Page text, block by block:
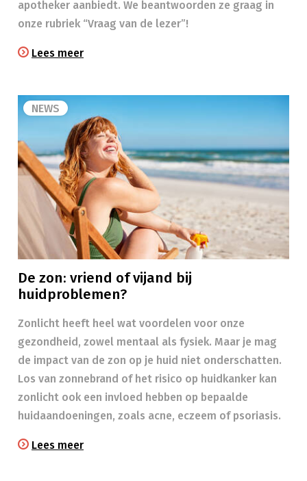
apotheker aanbiedt. We beantwoorden ze graag in
onze rubriek “Vraag van de lezer”!
Lees meer
NEWS
De zon: vriend of vijand bij
huidproblemen?
Zonlicht heeft heel wat voordelen voor onze
gezondheid, zowel mentaal als fysiek. Maar je mag
de impact van de zon op je huid niet onderschatten.
Los van zonnebrand of het risico op huidkanker kan
zonlicht ook een invloed hebben op bepaalde
huidaandoeningen, zoals acne, eczeem of psoriasis.
Lees meer